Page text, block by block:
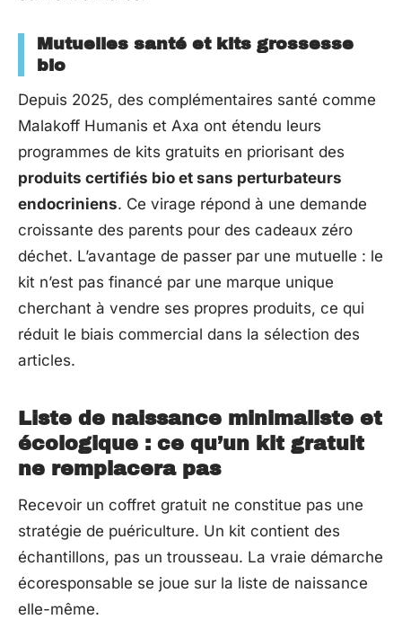
Mutuelles santé et kits grossesse
bio
Depuis 2025, des complémentaires santé comme
Malakoff Humanis et Axa ont étendu leurs
programmes de kits gratuits en priorisant des
produits certifiés bio et sans perturbateurs
endocriniens. Ce virage répond à une demande
croissante des parents pour des cadeaux zéro
déchet. L’avantage de passer par une mutuelle : le
kit n’est pas financé par une marque unique
cherchant à vendre ses propres produits, ce qui
réduit le biais commercial dans la sélection des
articles.
Liste de naissance minimaliste et
écologique : ce qu’un kit gratuit
ne remplacera pas
Recevoir un coffret gratuit ne constitue pas une
stratégie de puériculture. Un kit contient des
échantillons, pas un trousseau. La vraie démarche
écoresponsable se joue sur la liste de naissance
elle-même.